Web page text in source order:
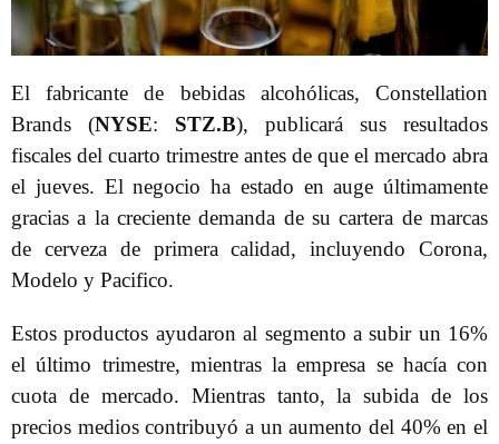
El fabricante de bebidas alcohólicas, Constellation
Brands (NYSE: STZ.B), publicará sus resultados
fiscales del cuarto trimestre antes de que el mercado abra
el jueves. El negocio ha estado en auge últimamente
gracias a la creciente demanda de su cartera de marcas
de cerveza de primera calidad, incluyendo Corona,
Modelo y Pacifico.
Estos productos ayudaron al segmento a subir un 16%
el último trimestre, mientras la empresa se hacía con
cuota de mercado. Mientras tanto, la subida de los
precios medios contribuyó a un aumento del 40% en el